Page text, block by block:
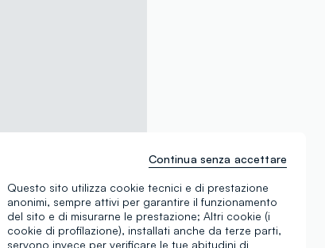
Questo sito utilizza cookie tecnici e di prestazione
anonimi, sempre attivi per garantire il funzionamento
del sito e di misurarne le prestazione; Altri cookie (i
cookie di profilazione), installati anche da terze parti,
servono invece per verificare le tue abitudini di
Continua senza accettare